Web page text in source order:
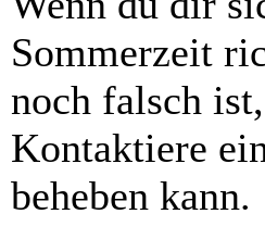
Sommerzeit
noch falsch
Kontaktiere
beheben kann.